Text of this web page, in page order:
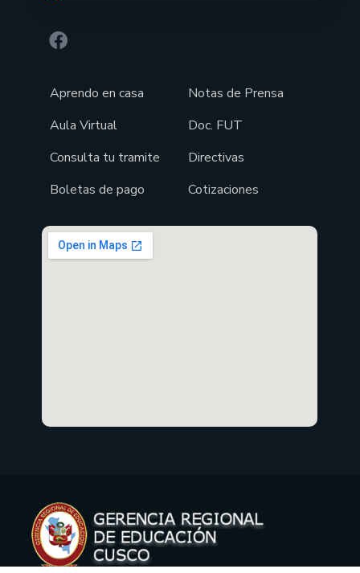
Aprendo en casa
Aula Virtual
Consulta tu tramite
Boletas de pago
Notas de Prensa
Doc. FUT
Directivas
Cotizaciones